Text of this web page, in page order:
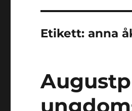
Etikett:anna